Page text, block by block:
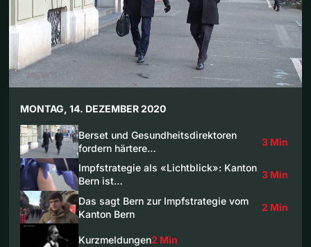
MONTAG, 14. DEZEMBER 2020
Berset und Gesundheitsdirektoren
fordern härtere…
3 Min
Impfstrategie als «Lichtblick»: Kanton
Bern ist…
3 Min
Das sagt Bern zur Impfstrategie vom
Kanton Bern
2 Min
Kurzmeldungen2 Min